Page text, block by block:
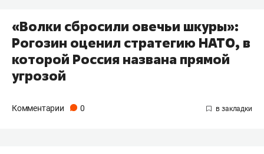
«Волки сбросили овечьи шкуры»:
Рогозин оценил стратегию НАТО, в
которой Россия названа прямой
угрозой
Комментарии 0